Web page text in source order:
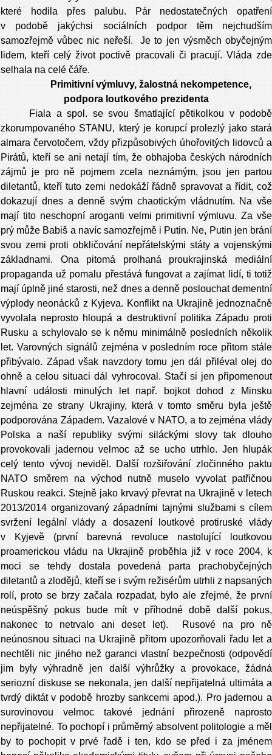
které hodila přes palubu. Pár nedostatečných opatření
v podobě jakýchsi sociálních podpor těm nejchudším
samozřejmě vůbec nic neřeší. Je to jen výsměch obyčejným
lidem, kteří celý život poctivě pracovali či pracují. Vláda zde
selhala na celé čáře.
Primitivní výmluvy, žalostná nekompetence,
podpora loutkového prezidenta
Fiala a spol. se svou šmatlající pětikolkou v podobě
zkorumpovaného STANU, který je korupcí prolezlý jako stará
almara červotočem, vždy přizpůsobivých úhořovitých lidovců a
Pirátů, kteří se ani netají tím, že obhajoba českých národních
zájmů je pro ně pojmem zcela neznámým, jsou jen partou
diletantů, kteří tuto zemi nedokáží řádně spravovat a řídit, což
dokazují dnes a denně svým chaotickým vládnutím. Na vše
mají tito neschopní aroganti velmi primitivní výmluvu. Za vše
prý může Babiš a navíc samozřejmě i Putin. Ne, Putin jen brání
svou zemi proti obkličování nepřátelskými státy a vojenskými
základnami. Ona pitomá prolhaná proukrajinská mediální
propaganda už pomalu přestává fungovat a zajímat lidí, ti totiž
mají úplně jiné starosti, než dnes a denně poslouchat dementní
výplody neonácků z Kyjeva. Konflikt na Ukrajině jednoznačně
vyvolala neprosto hloupá a destruktivní politika Západu proti
Rusku a schylovalo se k němu minimálně posledních několik
let. Varovných signálů zejména v posledním roce přitom stále
přibývalo. Západ však navzdory tomu jen dál přiléval olej do
ohně a celou situaci dál vyhrocoval. Stačí si jen připomenout
hlavní události minulých let např. bojkot dohod z Minsku
zejména ze strany Ukrajiny, která v tomto směru byla ještě
podporována Západem. Vazalové v NATO, a to zejména vlády
Polska a naší republiky svými siláckými slovy tak dlouho
provokovali jadernou velmoc až se ucho utrhlo. Jen hlupák
celý tento vývoj neviděl. Další rozšiřování zločinného paktu
NATO směrem na východ nutně muselo vyvolat patřičnou
Ruskou reakci. Stejně jako krvavý převrat na Ukrajině v letech
2013/2014 organizovaný západními tajnými službami s cílem
svržení legální vlády a dosazení loutkové protiruské vlády
v Kyjevě (první barevná revoluce nastolující loutkovou
proamerickou vládu na Ukrajině proběhla již v roce 2004, k
moci se tehdy dostala povedená parta prachobyčejných
diletantů a zlodějů, kteří se i svým režisérům utrhli z napsaných
rolí, proto se brzy začala rozpadat, bylo ale zřejmé, že první
neúspěšný pokus bude mít v příhodné době další pokus,
nakonec to netrvalo ani deset let). Rusové na pro ně
neúnosnou situaci na Ukrajině přitom upozorňovali řadu let a
nechtěli nic jiného než garanci vlastní bezpečnosti (odpovědí
jim byly výhradně jen další výhrůžky a provokace, žádná
seriozní diskuse se nekonala, jen další nepřijatelná ultimáta a
tvrdý diktát v podobě hrozby sankcemi apod.). Pro jadernou a
surovinovou velmoc takové jednání přirozeně naprosto
nepřijatelné. To pochopí i průměrný absolvent politologie a měl
by to pochopit v prvé řadě i ten, kdo se před i za jménem